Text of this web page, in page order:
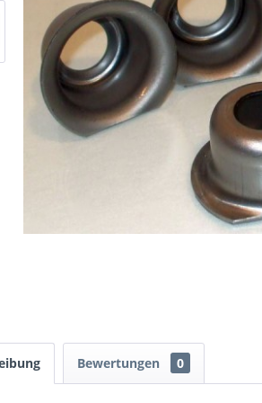
Bewertungen 0